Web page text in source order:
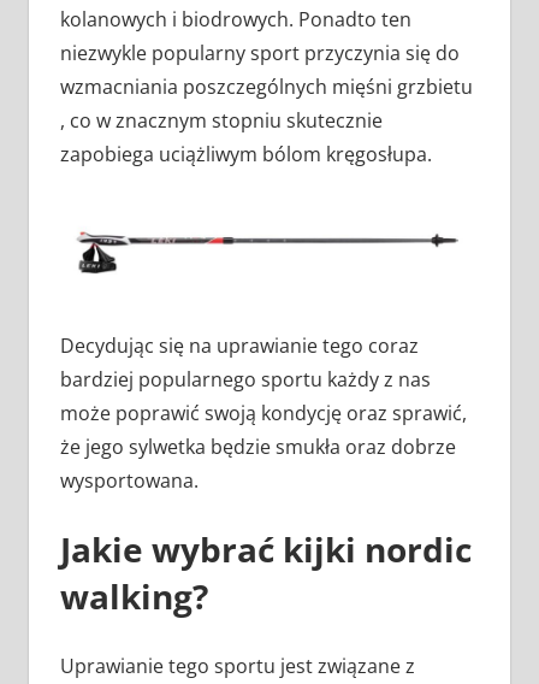
kolanowych i biodrowych. Ponadto ten
niezwykle popularny sport przyczynia się do
wzmacniania poszczególnych mięśni grzbietu
, co w znacznym stopniu skutecznie
zapobiega uciążliwym bólom kręgosłupa.
Decydując się na uprawianie tego coraz
bardziej popularnego sportu każdy z nas
może poprawić swoją kondycję oraz sprawić,
że jego sylwetka będzie smukła oraz dobrze
wysportowana.
Jakie wybrać kijki nordic
walking?
Uprawianie tego sportu jest związane z